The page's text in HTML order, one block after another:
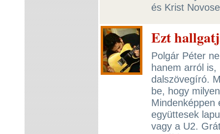
és Krist
Ezt
Polgár Péter
hanem arról
dalszövegíró.
be, hogy
Mindenképpen
együttesek
vagy a U2.